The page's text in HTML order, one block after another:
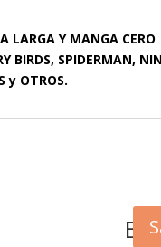
LARGA Y MANGA CERO
BIRDS, SPIDERMAN,
y OTROS.